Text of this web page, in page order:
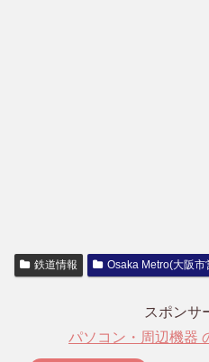
鉄道情報 Osaka Metro(大阪市
スポンサ
パソコン・周辺機器